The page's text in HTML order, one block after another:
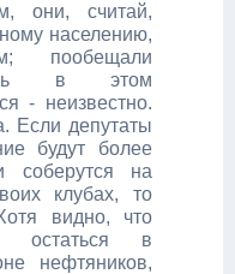
они, считай,
населению,
пообещали
в этом
- неизвестно.
Если депутаты
будут более
на
клубах, то
видно, что
остаться в
нефтяников,